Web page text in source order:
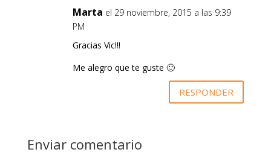
Marta el 29 noviembre, 2015 a las 9:39
PM
Gracias Vic!!!
Me alegro que te guste 🙂
RESPONDER
Enviar comentario